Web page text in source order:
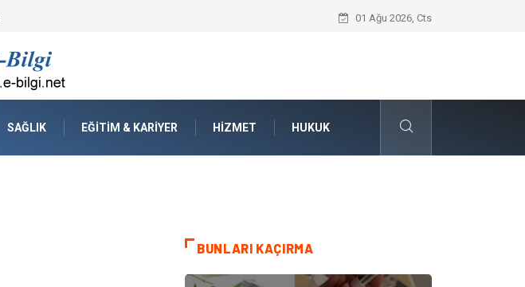
Bahçe Çiti Kültürü ve Modern Peyzaj
01 Ağu 2026, Cts
SAĞLIK EĞITIM & KARIYER HIZMET HUKUK
BUNLARI KAÇIRMA